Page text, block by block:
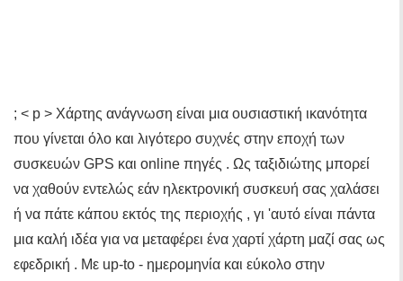
; < p > Χάρτης ανάγνωση είναι μια ουσιαστική ικανότητα
που γίνεται όλο και λιγότερο συχνές στην εποχή των
συσκευών GPS και online πηγές . Ως ταξιδιώτης μπορεί
να χαθούν εντελώς εάν ηλεκτρονική συσκευή σας χαλάσει
ή να πάτε κάπου εκτός της περιοχής , γι 'αυτό είναι πάντα
μια καλή ιδέα για να μεταφέρει ένα χαρτί χάρτη μαζί σας ως
εφεδρική . Με up-to - ημερομηνία και εύκολο στην